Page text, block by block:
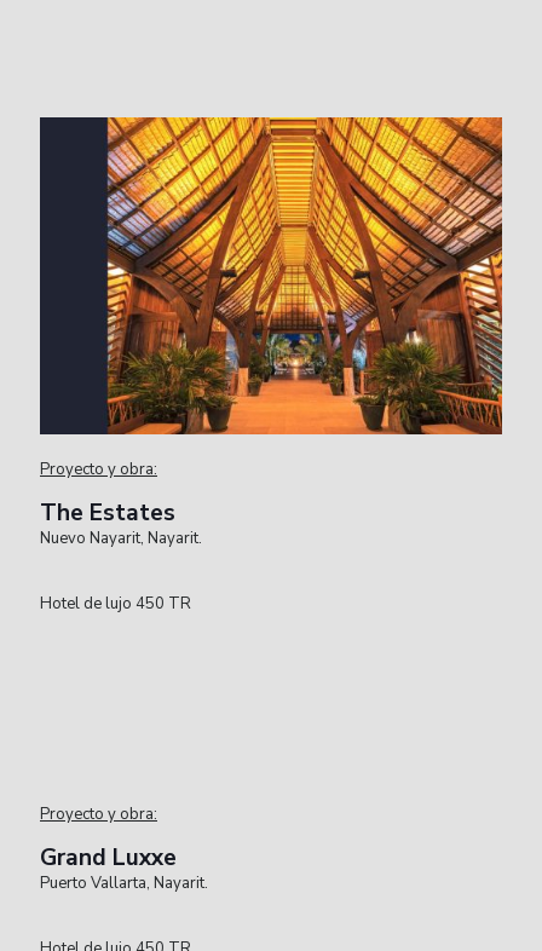
Proyecto y obra:
The Estates
Nuevo Nayarit, Nayarit.
Hotel de lujo 450 TR
Proyecto y obra:
Grand Luxxe
Puerto Vallarta, Nayarit.